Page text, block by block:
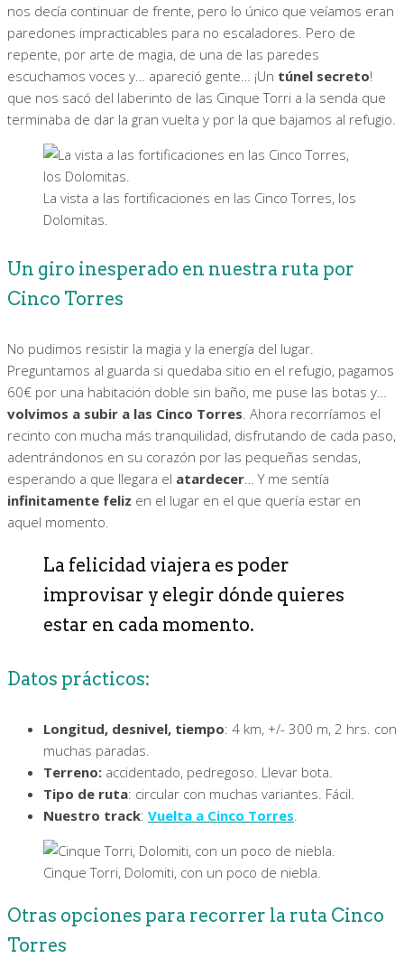
nos decía continuar de frente, pero lo único que veíamos eran
paredones impracticables para no escaladores. Pero de
repente, por arte de magia, de una de las paredes
escuchamos voces y… apareció gente… ¡Un túnel secreto!
que nos sacó del laberinto de las Cinque Torri a la senda que
terminaba de dar la gran vuelta y por la que bajamos al refugio.
La vista a las fortificaciones en las Cinco Torres, los
Dolomitas.
Un giro inesperado en nuestra ruta por
Cinco Torres
No pudimos resistir la magia y la energía del lugar.
Preguntamos al guarda si quedaba sitio en el refugio, pagamos
60€ por una habitación doble sin baño, me puse las botas y…
volvimos a subir a las Cinco Torres. Ahora recorríamos el
recinto con mucha más tranquilidad, disfrutando de cada paso,
adentrándonos en su corazón por las pequeñas sendas,
esperando a que llegara el atardecer… Y me sentía
infinitamente feliz en el lugar en el que quería estar en
aquel momento.
La felicidad viajera es poder
improvisar y elegir dónde quieres
estar en cada momento.
Datos prácticos:
Longitud, desnivel, tiempo: 4 km, +/- 300 m, 2 hrs. con
muchas paradas.
Terreno: accidentado, pedregoso. Llevar bota.
Tipo de ruta: circular con muchas variantes. Fácil.
Nuestro track: Vuelta a Cinco Torres.
Cinque Torri, Dolomiti, con un poco de niebla.
Otras opciones para recorrer la ruta Cinco
Torres